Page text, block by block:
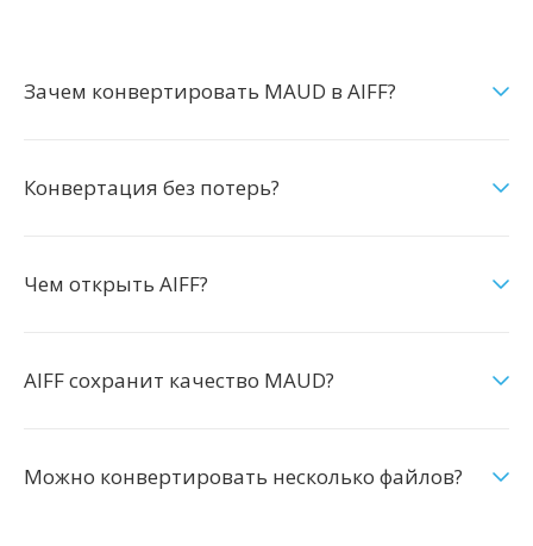
Зачем конвертировать MAUD в AIFF?
Конвертация без потерь?
Чем открыть AIFF?
AIFF сохранит качество MAUD?
Можно конвертировать несколько файлов?